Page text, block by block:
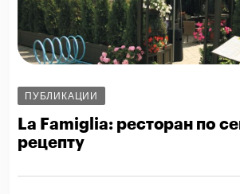
ПУБЛИКАЦИИ
La Famiglia: ресторан по
рецепту